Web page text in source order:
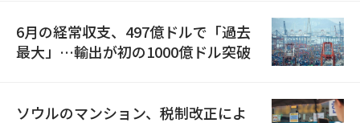
6月の経常収支、497億ドルで「過去
最大」…輸出が初の1000億ドル突破
ソウルのマンション、税制改正によ